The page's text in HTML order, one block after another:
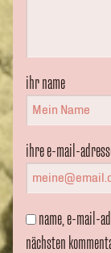
ihr name
ihre e-mail-
name, e-mail-
nächsten